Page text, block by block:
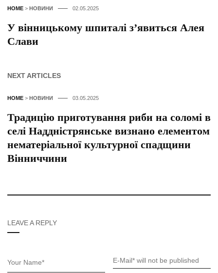
HOME > НОВИНИ 02.05.2025
У вінницькому шпиталі з’явиться Алея
Слави
NEXT ARTICLES
HOME > НОВИНИ 03.05.2025
Традицію приготування риби на соломі в
селі Наддністрянське визнано елементом
нематеріальної культурної спадщини
Вінниччини
LEAVE A REPLY